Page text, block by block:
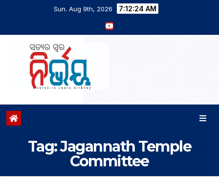
Sun. Aug 9th, 2026 7:12:25 AM
Tag:Jagannath Temple
Committee